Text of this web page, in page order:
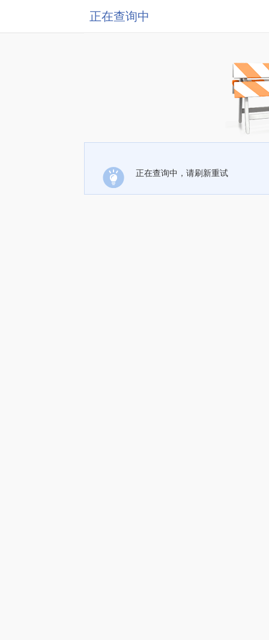
正在查询中
正在查询中，请刷新重试